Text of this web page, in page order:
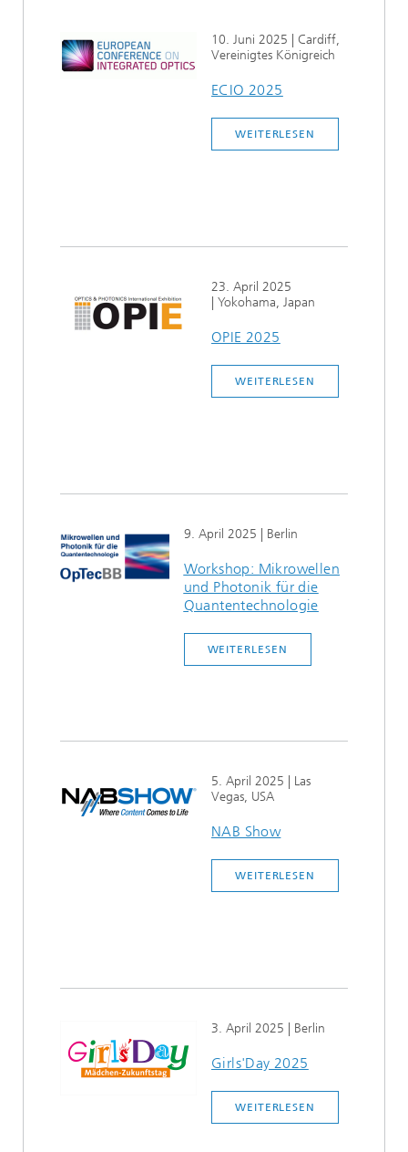
10. Juni 2025
| Cardiff,
Vereinigtes Königreich
ECIO 2025
WEITERLESEN
23. April 2025
| Yokohama, Japan
OPIE 2025
WEITERLESEN
9. April 2025 | Berlin
Workshop: Mikrowellen
und Photonik für die
Quantentechnologie
WEITERLESEN
5. April 2025
| Las
Vegas, USA
NAB Show
WEITERLESEN
3. April 2025 | Berlin
Girls'Day 2025
WEITERLESEN